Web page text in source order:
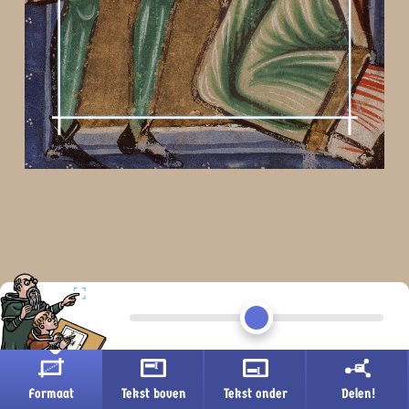
Formaat Tekst boven Tekst onder Delen!